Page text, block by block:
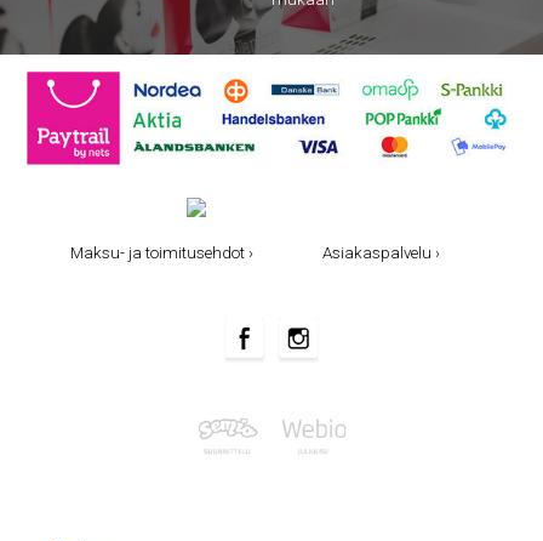
Maksu- ja toimitusehdot › Asiakaspalvelu ›